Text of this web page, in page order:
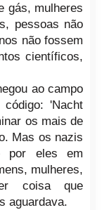
gás, mulheres
pessoas não
não fossem
científicos,
ao campo
'Nacht
os mais de
Mas os nazis
por eles em
mulheres,
coisa que
aguardava.